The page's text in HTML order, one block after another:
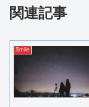
関連記事
Smile